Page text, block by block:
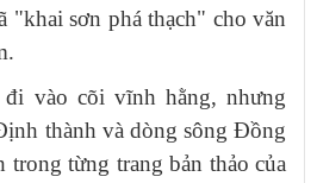
"khai sơn phá thạch" cho văn
vào cõi vĩnh hằng, nhưng
thành và dòng sông Đồng
trong từng trang bản thảo của